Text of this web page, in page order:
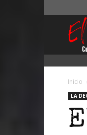
Inicio
LA